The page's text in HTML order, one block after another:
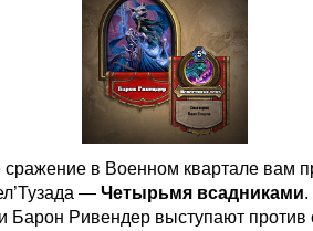
в Военном квартале вам
— Четырьмя всадниками.
Барон Ривендер выступают